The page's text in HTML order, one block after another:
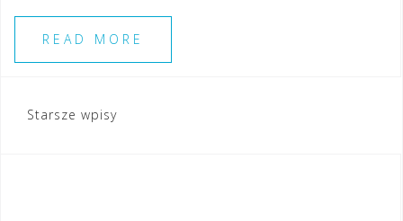
READ MORE
Nawigacja
Starsze wpisy